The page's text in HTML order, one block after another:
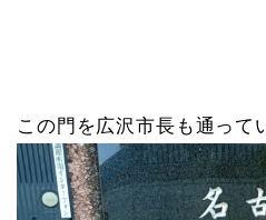
この門を広沢市長も通って